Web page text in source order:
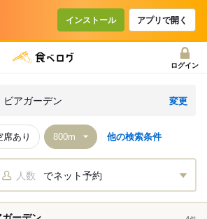
インストール アプリで開く
ログイン
ビアガーデン 変更
席あり 他の検索条件
人数 でネット予約